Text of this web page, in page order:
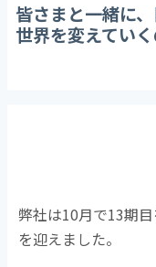
皆さまと一緒に
世界を変えていく
弊社は10月で13期
を迎えました。